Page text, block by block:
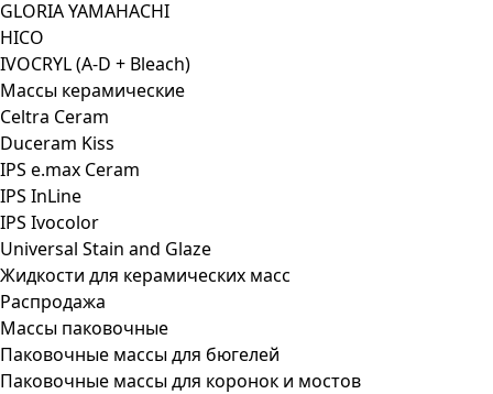
GLORIA YAMAHACHI
HICO
IVOCRYL (A-D + Bleach)
Массы керамические
Celtra Ceram
Duceram Kiss
IPS e.max Ceram
IPS InLine
IPS Ivocolor
Universal Stain and Glaze
Жидкости для керамических масс
Распродажа
Массы паковочные
Паковочные массы для бюгелей
Паковочные массы для коронок и мостов